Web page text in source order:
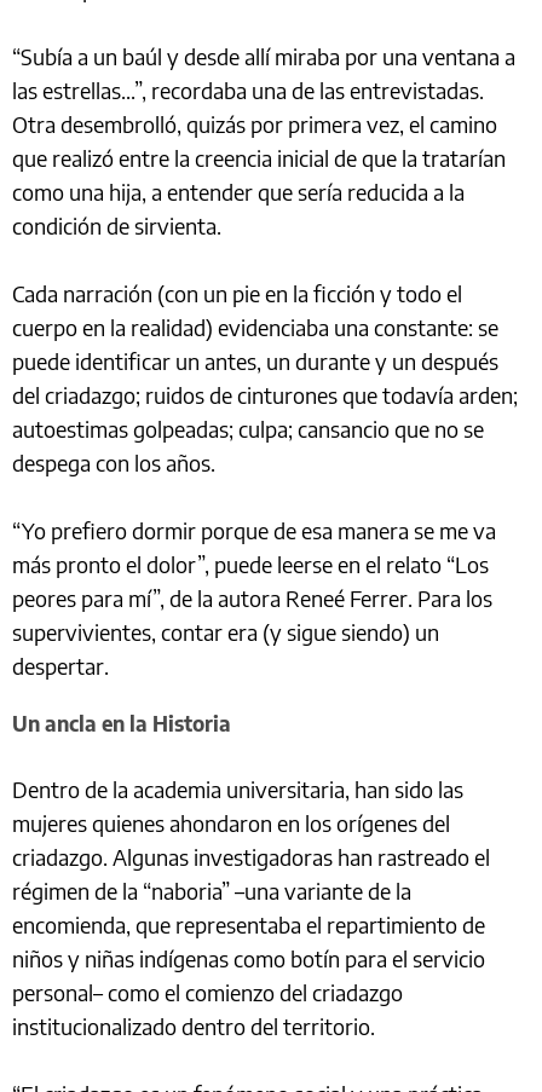
“Subía a un baúl y desde allí miraba por una ventana a
las estrellas...”, recordaba una de las entrevistadas.
Otra desembrolló, quizás por primera vez, el camino
que realizó entre la creencia inicial de que la tratarían
como una hija, a entender que sería reducida a la
condición de sirvienta.
Cada narración (con un pie en la ficción y todo el
cuerpo en la realidad) evidenciaba una constante: se
puede identificar un antes, un durante y un después
del criadazgo; ruidos de cinturones que todavía arden;
autoestimas golpeadas; culpa; cansancio que no se
despega con los años.
“Yo prefiero dormir porque de esa manera se me va
más pronto el dolor”, puede leerse en el relato “Los
peores para mí”, de la autora Reneé Ferrer. Para los
supervivientes, contar era (y sigue siendo) un
despertar.
Un ancla en la Historia
Dentro de la academia universitaria, han sido las
mujeres quienes ahondaron en los orígenes del
criadazgo. Algunas investigadoras han rastreado el
régimen de la “naboria” –una variante de la
encomienda, que representaba el repartimiento de
niños y niñas indígenas como botín para el servicio
personal– como el comienzo del criadazgo
institucionalizado dentro del territorio.